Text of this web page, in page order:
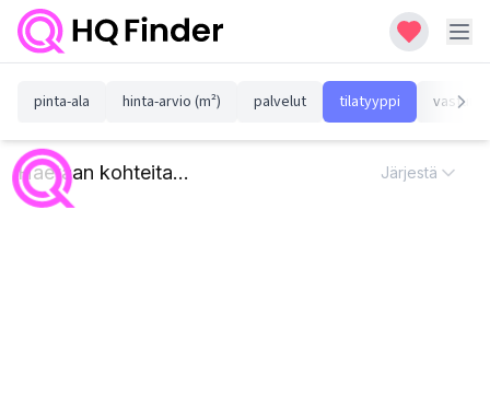
pinta-ala hinta-arvio (m²) palvelut tilatyyppi
Haetaan kohteita... Järjestä